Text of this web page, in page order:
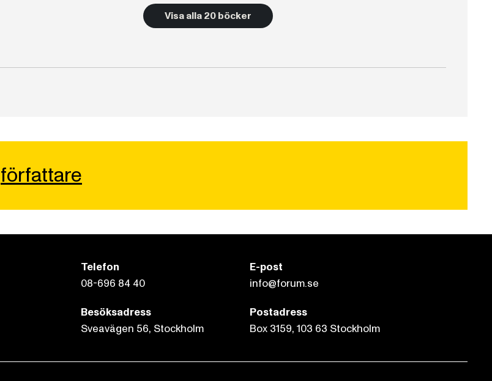
Visa alla 20 böcker
författare
Telefon
08-696 84 40
E-post
info@forum.se
Besöksadress
Sveavägen 56, Stockholm
Postadress
Box 3159, 103 63 Stockholm